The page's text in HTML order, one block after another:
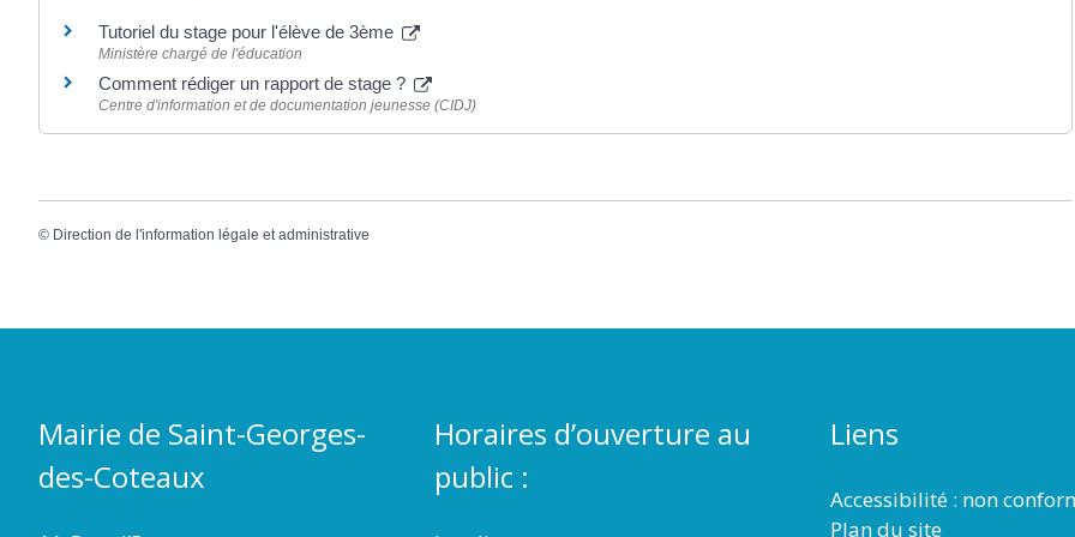
Tutoriel du stage pour l'élève de 3ème
Ministère chargé de l'éducation
Comment rédiger un rapport de stage ?
Centre d'information et de documentation jeunesse (CIDJ)
© Direction de l'information légale et administrative
Mairie de Saint-Georges-
des-Coteaux
Horaires d’ouverture au
public :
Liens
Accessibilité : non
Plan du site